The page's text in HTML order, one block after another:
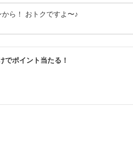
ら！ おトクですよ〜♪
でポイント当たる！